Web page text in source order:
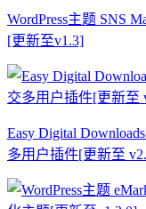
WordPress主题 SNS
[更新至v1.3]
Easy Digital
多用户插件[更新至